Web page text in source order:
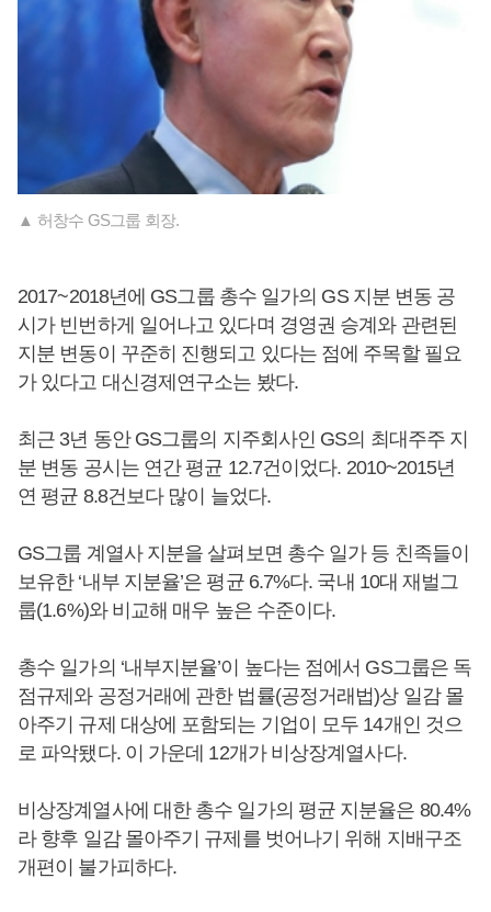
▲ 허창수 GS그룹 회장.
2017~2018년에 GS그룹 총수 일가의 GS 지분 변동 공
시가 빈번하게 일어나고 있다며 경영권 승계와 관련된
지분 변동이 꾸준히 진행되고 있다는 점에 주목할 필요
가 있다고 대신경제연구소는 봤다.
최근 3년 동안 GS그룹의 지주회사인 GS의 최대주주 지
분 변동 공시는 연간 평균 12.7건이었다. 2010~2015년
연 평균 8.8건보다 많이 늘었다.
GS그룹 계열사 지분을 살펴보면 총수 일가 등 친족들이
보유한 ‘내부 지분율’은 평균 6.7%다. 국내 10대 재벌그
룹(1.6%)와 비교해 매우 높은 수준이다.
총수 일가의 ‘내부지분율’이 높다는 점에서 GS그룹은 독
점규제와 공정거래에 관한 법률(공정거래법)상 일감 몰
아주기 규제 대상에 포함되는 기업이 모두 14개인 것으
로 파악됐다. 이 가운데 12개가 비상장계열사다.
비상장계열사에 대한 총수 일가의 평균 지분율은 80.4%
라 향후 일감 몰아주기 규제를 벗어나기 위해 지배구조
개편이 불가피하다.